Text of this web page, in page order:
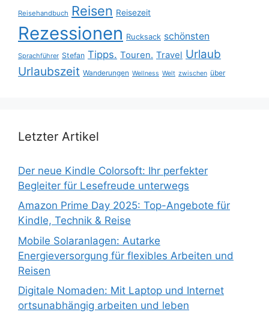
Reisehandbuch Reisen Reisezeit
Rezessionen Rucksack schönsten
Sprachführer Stefan Tipps. Touren. Travel Urlaub
Urlaubszeit Wanderungen Wellness Welt zwischen über
Letzter Artikel
Der neue Kindle Colorsoft: Ihr perfekter
Begleiter für Lesefreude unterwegs
Amazon Prime Day 2025: Top-Angebote für
Kindle, Technik & Reise
Mobile Solaranlagen: Autarke
Energieversorgung für flexibles Arbeiten und
Reisen
Digitale Nomaden: Mit Laptop und Internet
ortsunabhängig arbeiten und leben